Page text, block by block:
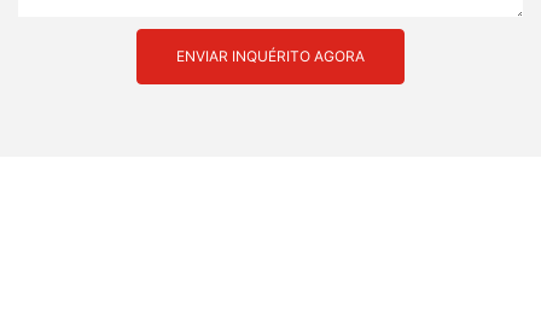
ENVIAR INQUÉRITO AGORA